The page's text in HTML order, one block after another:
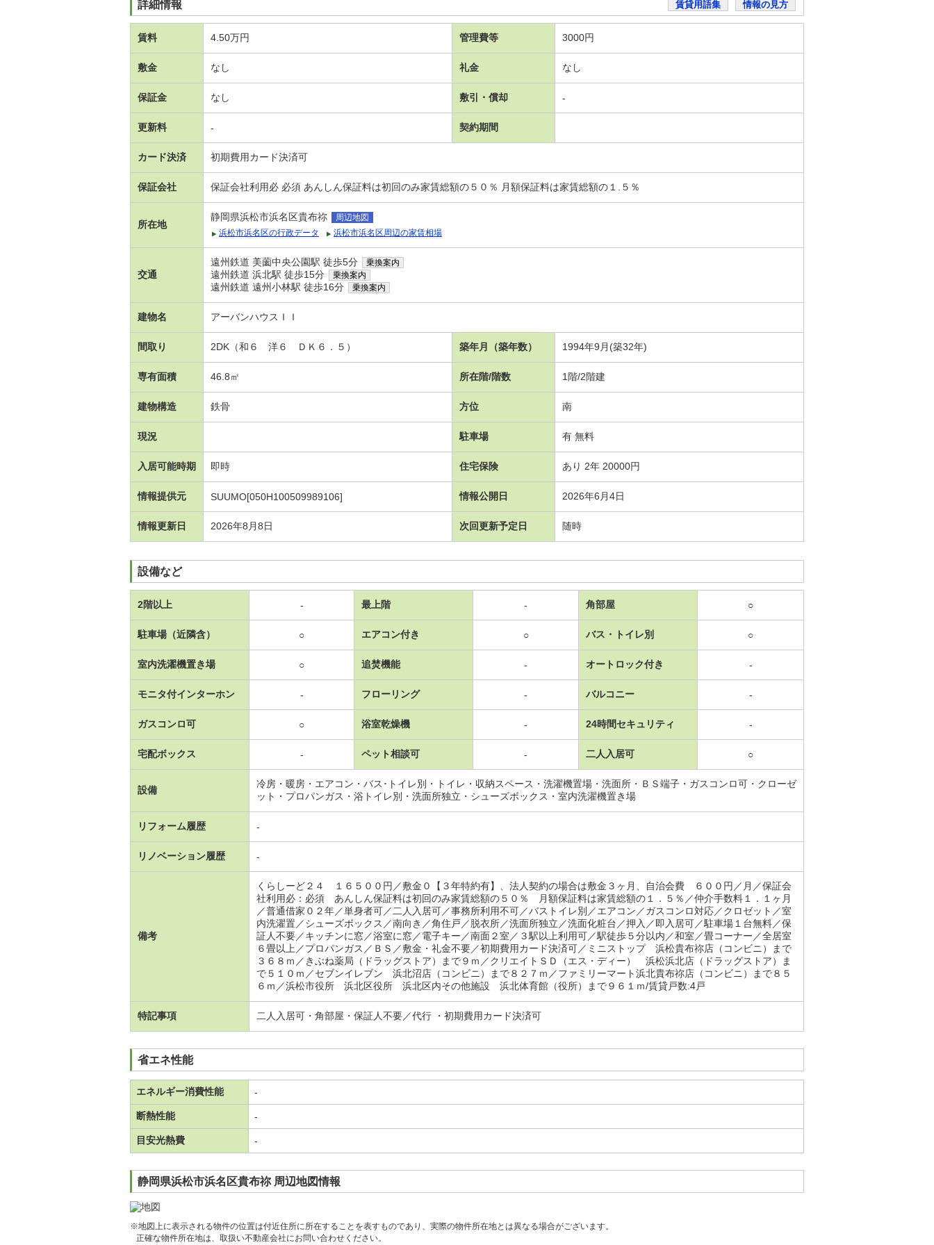
詳細情報 賃貸用語集 情報の見方
賃料 4.50万円 管理費等 3000円
敷金 なし 礼金 なし
保証金 なし 敷引・償却 -
更新料 - 契約期間
カード決済 初期費用カード決済可
保証会社 保証会社利用必 必須 あんしん保証料は初回のみ家賃総額の５０％ 月額保証料は家賃総額の１.５％
所在地
静岡県浜松市浜名区貴布祢
周辺地図
浜松市浜名区の行政データ
浜松市浜名区周辺の家賃相場
交通
遠州鉄道 美薗中央公園駅 徒歩5分 乗換案内
遠州鉄道 浜北駅 徒歩15分 乗換案内
遠州鉄道 遠州小林駅 徒歩16分 乗換案内
建物名 アーバンハウスＩＩ
間取り 2DK（和６ 洋６ ＤＫ６．５） 築年月（築年数） 1994年9月(築32年)
専有面積 46.8㎡ 所在階/階数 1階/2階建
建物構造 鉄骨 方位 南
現況 駐車場 有 無料
入居可能時期 即時 住宅保険 あり 2年 20000円
情報提供元 SUUMO[050H100509989106] 情報公開日 2026年6月4日
情報更新日 2026年8月8日 次回更新予定日 随時
設備など
2階以上 - 最上階 - 角部屋 ○
駐車場（近隣含） ○ エアコン付き ○ バス・トイレ別 ○
室内洗濯機置き場 ○ 追焚機能 - オートロック付き -
モニタ付インターホン - フローリング - バルコニー -
ガスコンロ可 ○ 浴室乾燥機 - 24時間セキュリティ -
宅配ボックス - ペット相談可 - 二人入居可 ○
設備
冷房・暖房・エアコン・バス･トイレ別・トイレ・収納スペース・洗濯機置場・洗面所・ＢＳ端子・ガスコンロ可・クローゼ
ット・プロパンガス・浴トイレ別・洗面所独立・シューズボックス・室内洗濯機置き場
リフォーム履歴 -
リノベーション履歴 -
備考
くらしーど２４ １６５００円／敷金０【３年特約有】、法人契約の場合は敷金３ヶ月、自治会費 ６００円／月／保証会
社利用必：必須 あんしん保証料は初回のみ家賃総額の５０％ 月額保証料は家賃総額の１．５％／仲介手数料１．１ヶ月
／普通借家０２年／単身者可／二人入居可／事務所利用不可／バストイレ別／エアコン／ガスコンロ対応／クロゼット／室
内洗濯置／シューズボックス／南向き／角住戸／脱衣所／洗面所独立／洗面化粧台／押入／即入居可／駐車場１台無料／保
証人不要／キッチンに窓／浴室に窓／電子キー／南面２室／３駅以上利用可／駅徒歩５分以内／和室／畳コーナー／全居室
６畳以上／プロパンガス／ＢＳ／敷金・礼金不要／初期費用カード決済可／ミニストップ 浜松貴布祢店（コンビニ）まで
３６８ｍ／きぶね薬局（ドラッグストア）まで９ｍ／クリエイトＳＤ（エス・ディー） 浜松浜北店（ドラッグストア）ま
で５１０ｍ／セブンイレブン 浜北沼店（コンビニ）まで８２７ｍ／ファミリーマート浜北貴布祢店（コンビニ）まで８５
６ｍ／浜松市役所 浜北区役所 浜北区内その他施設 浜北体育館（役所）まで９６１ｍ/賃貸戸数:4戸
特記事項 二人入居可・角部屋・保証人不要／代行 ・初期費用カード決済可
省エネ性能
エネルギー消費性能 -
断熱性能 -
目安光熱費 -
静岡県浜松市浜名区貴布祢 周辺地図情報
※地図上に表示される物件の位置は付近住所に所在することを表すものであり、実際の物件所在地とは異なる場合がございます。
正確な物件所在地は、取扱い不動産会社にお問い合わせください。